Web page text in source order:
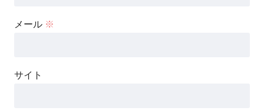
メール ※
サイト